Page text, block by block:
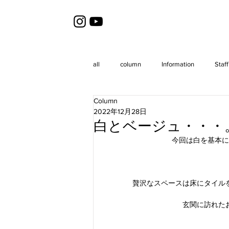
all column Information
白とベージュ・・・
Column
2022年12月28日
今回は白を基本
贅沢なスペースは床にタイル
玄関に訪れた